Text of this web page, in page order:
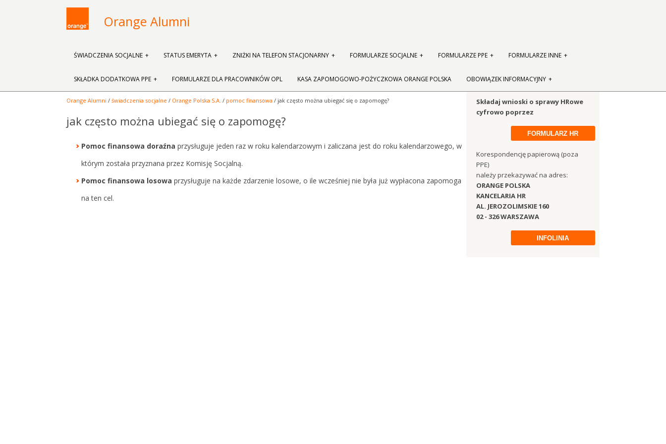
Orange Alumni
ŚWIADCZENIA SOCJALNE STATUS EMERYTA ZNIŻKI NA TELEFON STACJONARNY FORMULARZE SOCJALNE FORMULARZE PPE FORMULARZE INNE
SKŁADKA DODATKOWA PPE FORMULARZE DLA PRACOWNIKÓW OPL KASA ZAPOMOGOWO-POŻYCZKOWA ORANGE POLSKA OBOWIĄZEK INFORMACYJNY
Orange Alumni /świadczenia socjalne / Orange Polska S.A. / pomoc finansowa / jak często można ubiegać się o zapomogę?
jak często można ubiegać się o zapomogę?
Pomoc finansowa doraźna przysługuje jeden raz w roku kalendarzowym i zaliczana jest do roku kalendarzowego, w
którym została przyznana przez Komisję Socjalną.
Pomoc finansowa losowa przysługuje na każde zdarzenie losowe, o ile wcześniej nie była już wypłacona zapomoga
na ten cel.
Składaj wnioski o sprawy HRowe
cyfrowo poprzez
FORMULARZ HR
Korespondencję papierową (poza
PPE)
należy przekazywać na adres:
ORANGE POLSKA
KANCELARIA HR
AL. JEROZOLIMSKIE 160
02 - 326 WARSZAWA
INFOLINIA